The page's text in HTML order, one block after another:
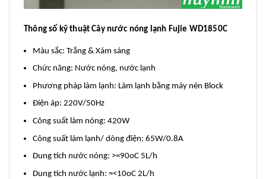
Thông số kỹ thuật Cây nước nóng lạnh Fujie WD1850C
Màu sắc: Trắng & Xám sáng
Chức năng: Nước nóng, nước lạnh
Phương pháp làm lạnh: Làm lạnh bằng máy nén Block
Điện áp: 220V/50Hz
Công suất làm nóng: 420W
Công suất làm lạnh/ dòng điện: 65W/0.8A
Dung tích nước nóng: >=90oC 5L/h
Dung tích nước lạnh: =<10oC 2L/h